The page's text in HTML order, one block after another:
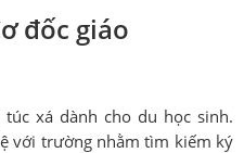
đốc giáo
xá dành cho du học sinh.
với trường nhằm tìm kiếm ký